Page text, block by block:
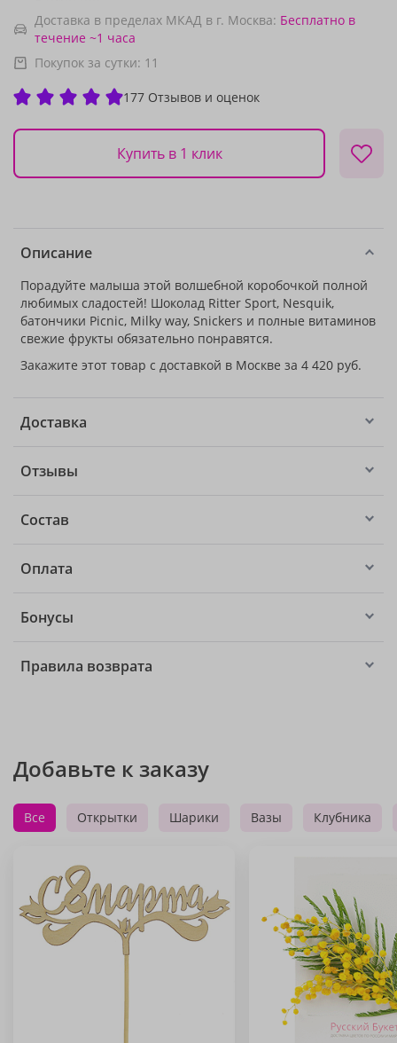
Доставка в пределах МКАД в г. Москва: Бесплатно в
течение ~1 часа
Покупок за сутки: 11
177 Отзывов и оценок
Купить в 1 клик
Описание
Порадуйте малыша этой волшебной коробочкой полной
любимых сладостей! Шоколад Ritter Sport, Nesquik,
батончики Picnic, Milky way, Snickers и полные витаминов
свежие фрукты обязательно понравятся.
Закажите этот товар с доставкой в Москве за 4 420 руб.
Доставка
Отзывы
Состав
Оплата
Бонусы
Правила возврата
Добавьте к заказу
Все Открытки Шарики Вазы Клубника